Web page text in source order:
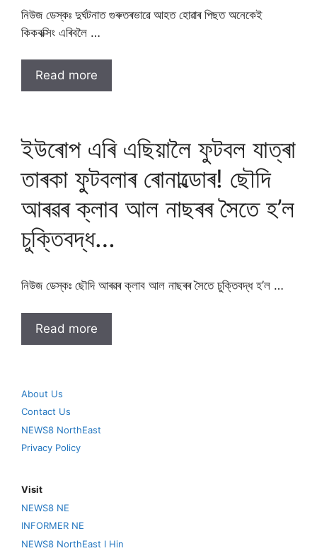
নিউজ ডেস্কঃ দুৰ্ঘটনাত গুৰুতৰভাৱে আহত হোৱাৰ পিছত অনেকেই
কিকবক্সিং এৰিবলৈ …
Read more
ইউৰোপ এৰি এছিয়ালৈ ফুটবল যাত্ৰা
তাৰকা ফুটবলাৰ ৰোনাল্ডোৰ! ছৌদি
আৰৱৰ ক্লাব আল নাছৰৰ সৈতে হ’ল
চুক্তিবদ্ধ…
নিউজ ডেস্কঃ ছৌদি আৰৱৰ ক্লাব আল নাছৰৰ সৈতে চুক্তিবদ্ধ হ’ল …
Read more
About Us
Contact Us
NEWS8 NorthEast
Privacy Policy
Visit
NEWS8 NE
INFORMER NE
NEWS8 NorthEast I Hin